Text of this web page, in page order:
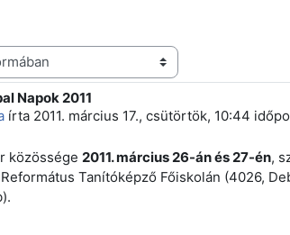
Napok 2011
írta 2011. március 17., csütörtök, 10:44
közössége 2011. március 26-án és 27-én,
Tanítóképző Főiskolán (4026,